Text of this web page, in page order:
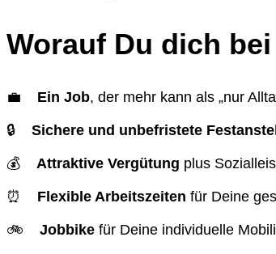
Worauf Du dich
💼 Ein Job, der mehr kann als „nur
🔒 Sichere und unbefristete
💰 Attraktive Vergütung plus
⏰ Flexible Arbeitszeiten für Deine
🚲 Jobbike für Deine individuelle